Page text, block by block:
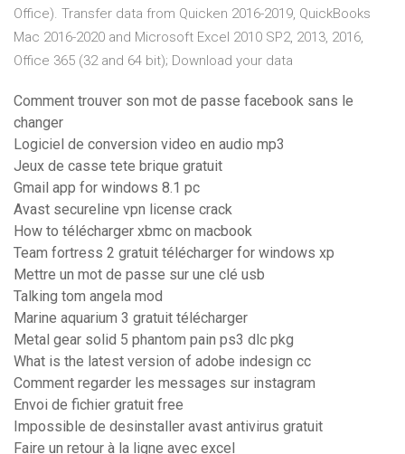
Office). Transfer data from Quicken 2016-2019, QuickBooks
Mac 2016-2020 and Microsoft Excel 2010 SP2, 2013, 2016,
Office 365 (32 and 64 bit); Download your data
Comment trouver son mot de passe facebook sans le
changer
Logiciel de conversion video en audio mp3
Jeux de casse tete brique gratuit
Gmail app for windows 8.1 pc
Avast secureline vpn license crack
How to télécharger xbmc on macbook
Team fortress 2 gratuit télécharger for windows xp
Mettre un mot de passe sur une clé usb
Talking tom angela mod
Marine aquarium 3 gratuit télécharger
Metal gear solid 5 phantom pain ps3 dlc pkg
What is the latest version of adobe indesign cc
Comment regarder les messages sur instagram
Envoi de fichier gratuit free
Impossible de desinstaller avast antivirus gratuit
Faire un retour à la ligne avec excel